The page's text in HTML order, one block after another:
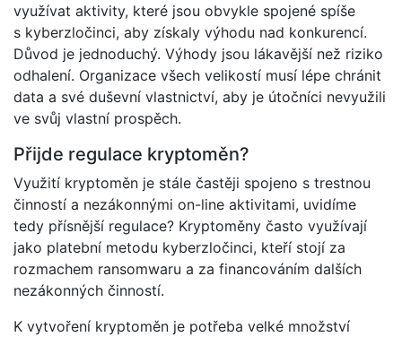
využívat aktivity, které jsou obvykle spojené spíše
s kyberzločinci, aby získaly výhodu nad konkurencí.
Důvod je jednoduchý. Výhody jsou lákavější než riziko
odhalení. Organizace všech velikostí musí lépe chránit
data a své duševní vlastnictví, aby je útočníci nevyužili
ve svůj vlastní prospěch.
Přijde regulace kryptoměn?
Využití kryptoměn je stále častěji spojeno s trestnou
činností a nezákonnými on-line aktivitami, uvidíme
tedy přísnější regulace? Kryptoměny často využívají
jako platební metodu kyberzločinci, kteří stojí za
rozmachem ransomwaru a za financováním dalších
nezákonných činností.
K vytvoření kryptoměn je potřeba velké množství